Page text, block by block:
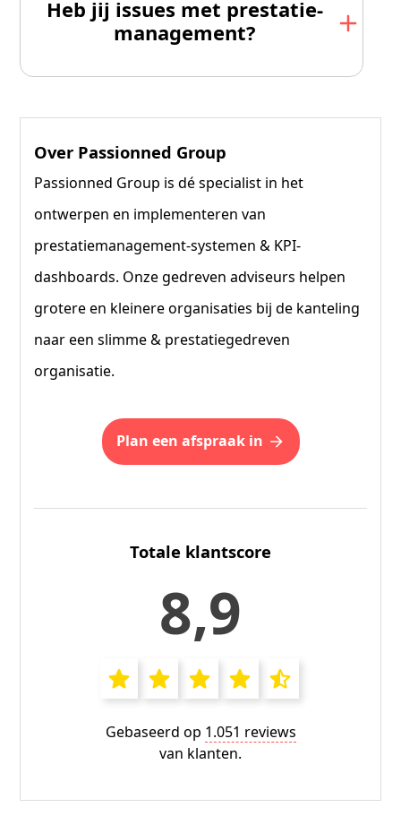
Heb jij issues met prestatie­
management?
Over Passionned Group
Passionned Group is dé specialist in het
ontwerpen en implementeren van
prestatiemanagement-systemen & KPI-
dashboards. Onze gedreven adviseurs helpen
grotere en kleinere organisaties bij de kanteling
naar een slimme & prestatiegedreven
organisatie.
plan een afspraak in
Totale klantscore
8,9
Gebaseerd op 1.051 reviews
van klanten.